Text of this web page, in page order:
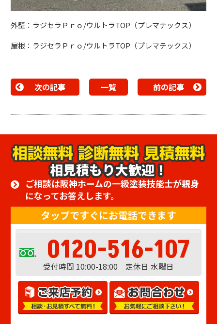
外壁：ラジセラＰｒｏ/ウルトラTOP（プレマテックス）
屋根：ラジセラＰｒｏ/ウルトラTOP（プレマテックス）
次の記事 一覧 前の記事
相見積もり大歓迎！
ご相談は阪神ホームの一級塗装技能士が親身
になってお答えします。
タップですぐにお電話できます
0120-516-107
受付時間 10:00-18:00 定休日 水曜日